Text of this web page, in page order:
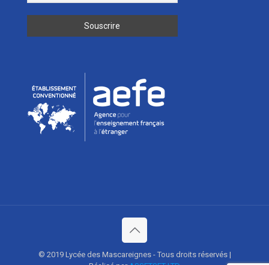
© 2019 Lycée des Mascareignes - Tous droits réservés |